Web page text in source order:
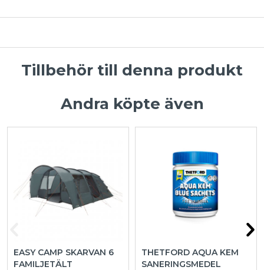
Tillbehör till denna produkt
Andra köpte även
EASY CAMP SKARVAN 6
FAMILJETÄLT
THETFORD AQUA KEM
SANERINGSMEDEL